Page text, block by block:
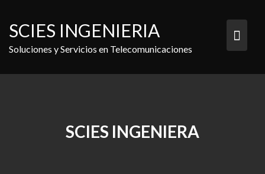
content
SCIES INGENIERIA
Soluciones y Servicios en Telecomunicaciones
SCIES INGENIERA